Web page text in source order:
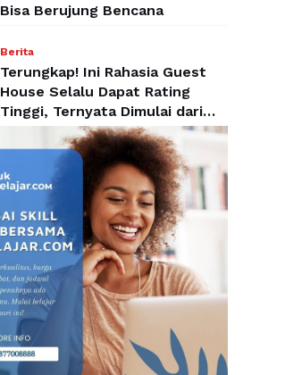
Bisa Berujung Bencana
Berita
Terungkap! Ini Rahasia Guest
House Selalu Dapat Rating
Tinggi, Ternyata Dimulai dari
Housekeeping